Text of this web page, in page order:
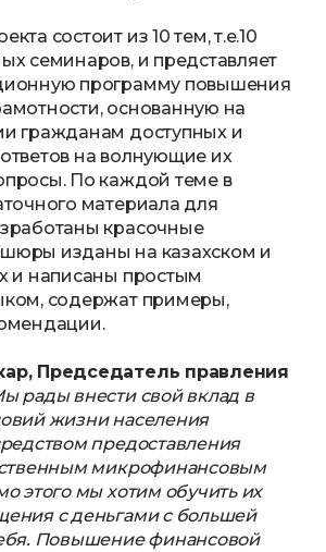
состоит из 10 тем, т.е.10
семинаров, и представляет
программу повышения
основанную на
гражданам доступных и
на волнующие их
По каждой теме в
материала для
красочные
изданы на казахском и
и написаны простым
содержат примеры,
Председатель правления
рады внести свой вклад в
жизни населения
предоставления
микрофинансовым
этого мы хотим обучить их
с деньгами с большей
Повышение финансовой